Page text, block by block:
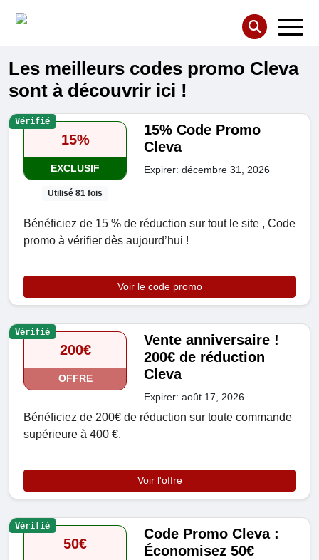
Les meilleurs codes promo Cleva
sont à découvrir ici !
15%
EXCLUSIF
Utilisé 81 fois
15% Code Promo
Cleva
Expirer: décembre 31, 2026
Bénéficiez de 15 % de réduction sur tout le site , Code
promo à vérifier dès aujourd’hui !
Voir le code promo
Vérifié
200€
OFFRE
Vente anniversaire !
200€ de réduction
Cleva
Expirer: août 17, 2026
Bénéficiez de 200€ de réduction sur toute commande
supérieure à 400 €.
Voir l'offre
Vérifié
50€
Code Promo Cleva :
Économisez 50€
Vérifié